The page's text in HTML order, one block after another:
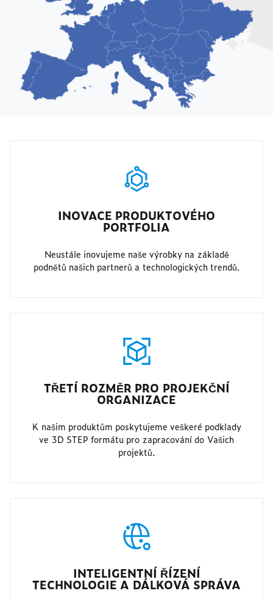
INOVACE PRODUKTOVÉHO
PORTFOLIA
Neustále inovujeme naše výrobky na základě
podnětů našich partnerů a technologických trendů.
TŘETÍ ROZMĚR PRO PROJEKČNÍ
ORGANIZACE
K našim produktům poskytujeme veškeré podklady
ve 3D STEP formátu pro zapracování do Vašich
projektů.
INTELIGENTNÍ ŘÍZENÍ
TECHNOLOGIE A DÁLKOVÁ SPRÁVA